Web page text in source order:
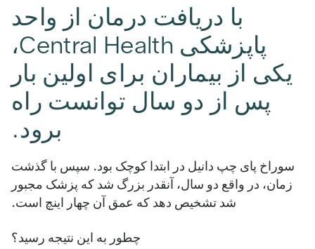
با دریافت درمان از واحد
پاپزشکی Central Health،
یکی از بیماران برای اولین بار
پس از دو سال توانست راه
برود.
سوراخ پای چپ دانیل در ابتدا کوچک بود. سپس با گذشت
زمان، در واقع دو سال، آنقدر بزرگ شد که پزشک مجبور
شد تشخیص دهد که عمق آن چهار اینچ است.
چطور به این نتیجه رسید؟